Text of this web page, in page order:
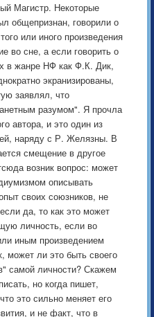
Магистр. Некоторые
общепризнан, говорили о
или иного произведения
во сне, а если говорить о
в жанре НФ как Ф.К. Дик,
экранизированы,
заявлял, что
разумом". Я прочла
автора, и это один из
наряду с Р. Желязны. В
смещение в другое
возник вопрос: может
описывать
своих союзников, не
да, то как это может
личность, если во
иным произведением
может ли это быть своего
самой личности? Скажем
но когда пишет,
это сильно меняет его
и не факт, что в